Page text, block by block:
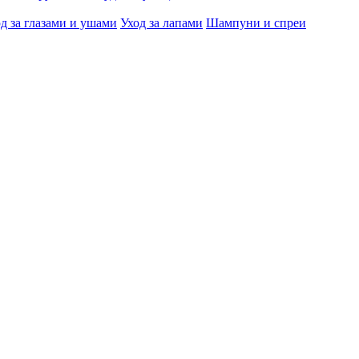
за глазами и ушами Уход за лапами Шампуни и спреи